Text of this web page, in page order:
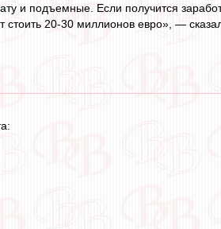
и подъемные. Если получится
стоить 20-30 миллионов евро», —